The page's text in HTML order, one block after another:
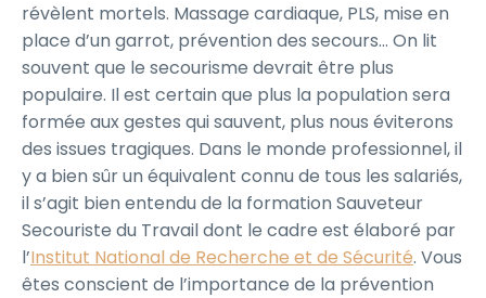
révèlent mortels. Massage cardiaque, PLS, mise en
place d’un garrot, prévention des secours… On lit
souvent que le secourisme devrait être plus
populaire. Il est certain que plus la population sera
formée aux gestes qui sauvent, plus nous éviterons
des issues tragiques. Dans le monde professionnel, il
y a bien sûr un équivalent connu de tous les salariés,
il s’agit bien entendu de la formation Sauveteur
Secouriste du Travail dont le cadre est élaboré par
l’Institut National de Recherche et de Sécurité. Vous
êtes conscient de l’importance de la prévention